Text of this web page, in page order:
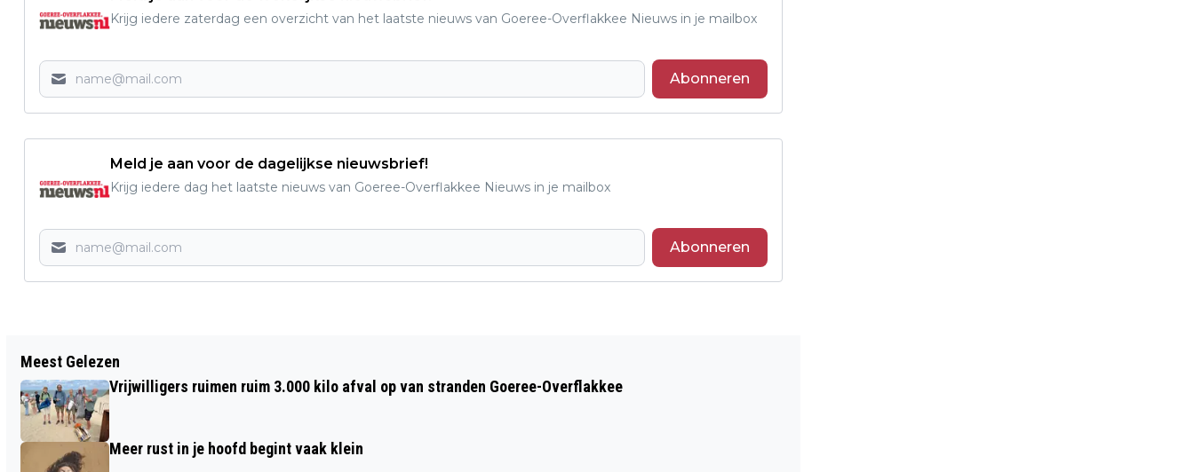
Krijg iedere zaterdag een overzicht van het laatste nieuws van Goeree-Overflakkee Nieuws in je mailbox
Abonneren
Meld je aan voor de dagelijkse nieuwsbrief!
Krijg iedere dag het laatste nieuws van Goeree-Overflakkee Nieuws in je mailbox
Abonneren
BOODSCHAPPEN STEEDS DUURDER,
ZELF GROENTEN EN FRUIT KWEKEN
WORDT STEEDS POPULAIRDER
MAANDAG 2 FEBRUARI
Meest Gelezen
Vrijwilligers ruimen ruim 3.000 kilo afval op van stranden Goeree-Overflakkee
Meer rust in je hoofd begint vaak klein